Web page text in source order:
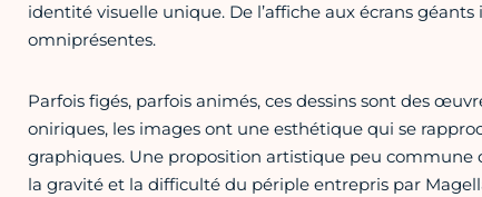
identité visuelle unique. De l’affiche aux écrans
omniprésentes.
Parfois figés, parfois animés, ces dessins sont des
oniriques, les images ont une esthétique qui se
graphiques. Une proposition artistique peu
la gravité et la difficulté du périple entrepris par